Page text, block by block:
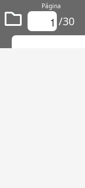
Página
/30